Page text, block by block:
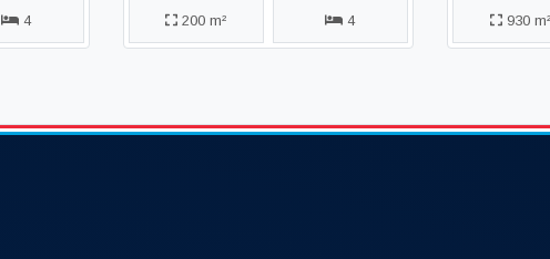
4 200 m² 4 930 m²